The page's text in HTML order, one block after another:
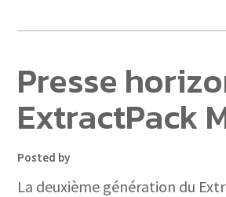
Presse
ExtractPack
Posted by
La deuxième génération du